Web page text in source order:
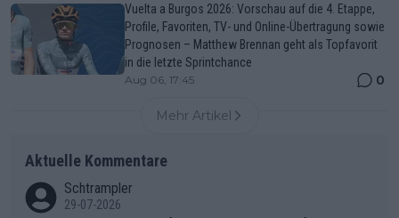
Vuelta a Burgos 2026: Vorschau auf die 4. Etappe,
Profile, Favoriten, TV- und Online-Übertragung sowie
Prognosen – Matthew Brennan geht als Topfavorit
in die letzte Sprintchance
Aug 06, 17:45 0
Mehr Artikel
Aktuelle Kommentare
Schtrampler
29-07-2026